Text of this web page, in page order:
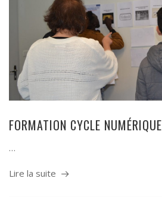
FORMATION CYCLE NUMÉRIQUE
…
Lire la suite